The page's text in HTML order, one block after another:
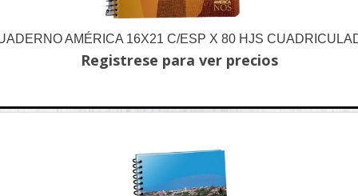
AMÉRICA 16X21 C/ESP X 80 HJS
Registrese para ver precios